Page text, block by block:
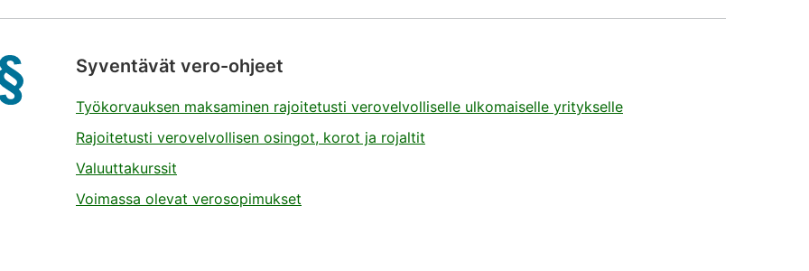
Syventävät vero-ohjeet
Työkorvauksen maksaminen rajoitetusti verovelvolliselle ulkomaiselle yritykselle
Rajoitetusti verovelvollisen osingot, korot ja rojaltit
Valuuttakurssit
Voimassa olevat verosopimukset